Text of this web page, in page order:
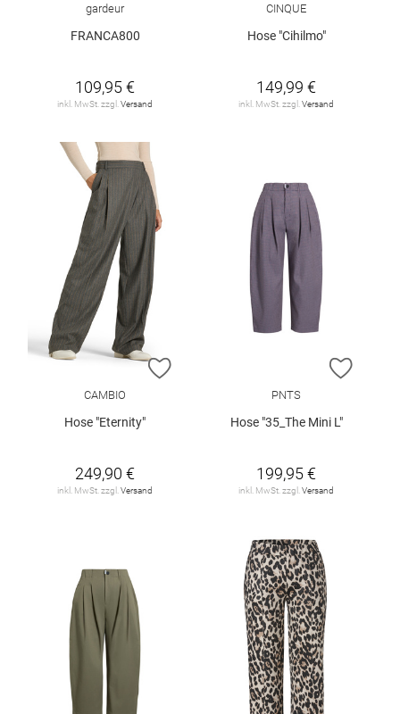
gardeur
FRANCA800
109,95 €
inkl. MwSt. zzgl. Versand
CINQUE
Hose "Cihilmo"
149,99 €
inkl. MwSt. zzgl. Versand
ZUR WUNSCHLISTE HINZUFÜGEN
CAMBIO
Hose "Eternity"
249,90 €
inkl. MwSt. zzgl. Versand
ZUR
PNTS
Hose "35_The Mini L"
199,95 €
inkl. MwSt. zzgl. Versand